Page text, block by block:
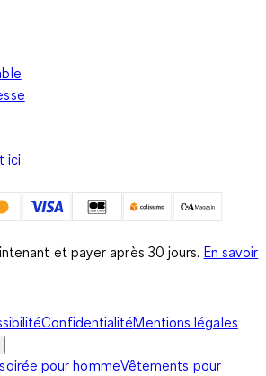
ici
et payer après 30 jours. En savoir
ConfidentialitéMentions légales
pour hommeVêtements pour